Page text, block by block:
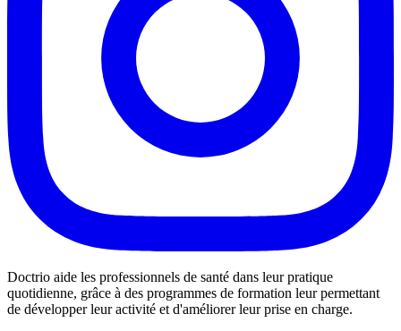
Doctrio aide les professionnels de santé dans leur pratique
quotidienne, grâce à des programmes de formation leur permettant
de développer leur activité et d'améliorer leur prise en charge.